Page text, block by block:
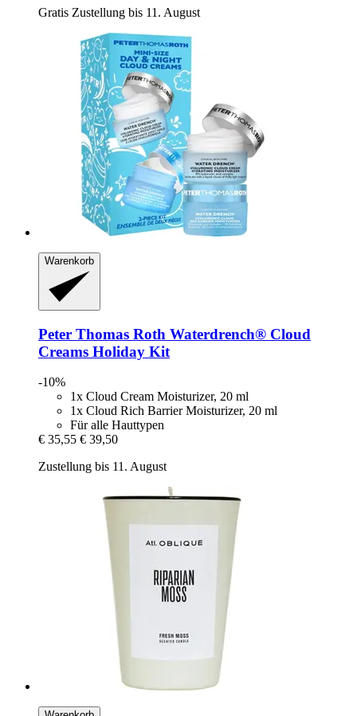
Gratis Zustellung bis 11. August
Warenkorb
Peter Thomas Roth Waterdrench® Cloud
Creams Holiday Kit
-10%
1x Cloud Cream Moisturizer, 20 ml
1x Cloud Rich Barrier Moisturizer, 20 ml
Für alle Hauttypen
€ 35,55 € 39,50
Zustellung bis 11. August